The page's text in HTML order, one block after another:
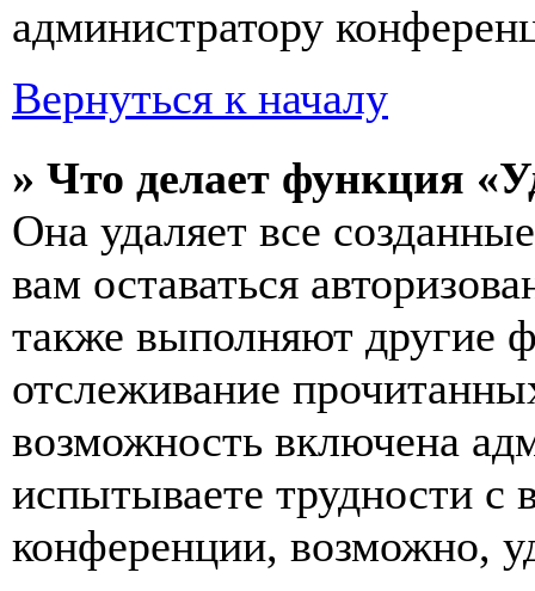
администратору
Вернуться к началу
» Что делает функция
Она удаляет все
вам оставаться
также выполняют другие
отслеживание
возможность включена
испытываете трудности с
конференции, возможно,